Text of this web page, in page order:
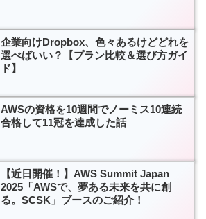
企業向けDropbox、色々あるけどどれを
選べばいい？【プラン比較＆選び方ガイ
ド】
AWSの資格を10週間でノーミス10連続
合格して11冠を達成した話
【近日開催！】AWS Summit Japan
2025「AWSで、夢ある未来を共に創
る。SCSK」ブースのご紹介！